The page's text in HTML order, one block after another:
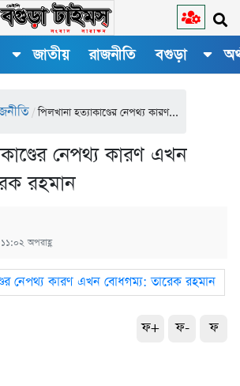
জাতীয় রাজনীতি বগুড়া
/ পিলখানা হত্যাকাণ্ডের নেপথ্য কারণ...
নেপথ্য কারণ এখন
রহমান
অপরাহ্ণ
ফ+ ফ- ফ